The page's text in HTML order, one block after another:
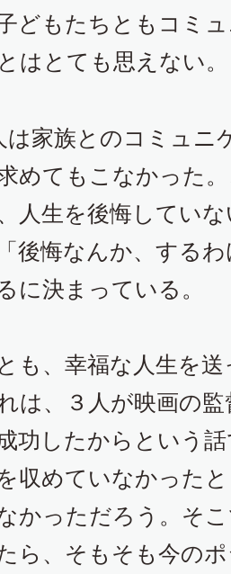
どもたちともコミ
はとても思えない。
は家族とのコミュニ
めてもこなかった
人生を後悔してい
後悔なんか、する
に決まっている。
も、幸福な人生を
は、３人が映画の
功したからという
収めていなかった
かっただろう。そ
ら、そもそも今の